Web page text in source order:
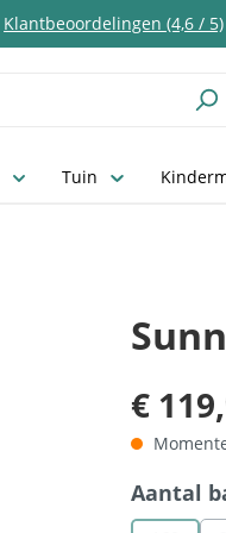
Klantbeoordelingen (4,6 / 5)
Tuin
€
Aantal